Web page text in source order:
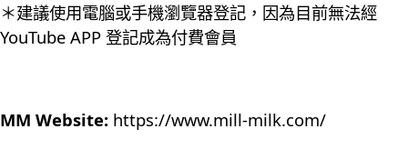
＊建議使用電腦或手機瀏覽器登記，因為目前無法經
YouTube APP 登記成為付費會員
MM Website: https://www.mill-milk.com/